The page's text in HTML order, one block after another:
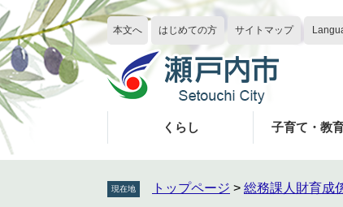
ペ
ー
ジ
の
先
頭
で
す
メ
ニ
ュ
ー
を
飛
ば
し
本文へ はじめての方 サイトマップ
くらし 子育て・教
現在地 トップページ > 総務課人財育成